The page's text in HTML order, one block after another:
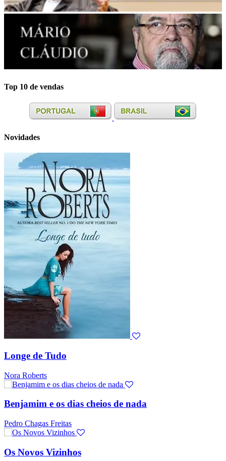
Top 10 de vendas
Novidades
Longe de Tudo
Nora Roberts
Benjamim e os dias cheios de nada
Pedro Chagas Freitas
Os Novos Vizinhos